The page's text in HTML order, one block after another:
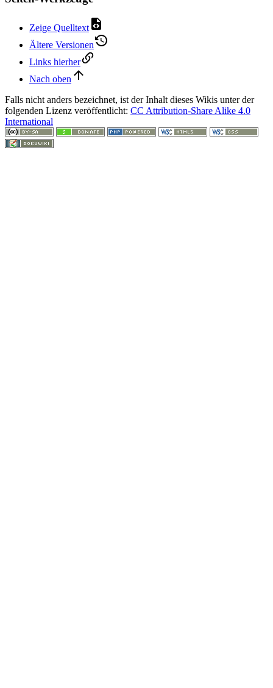
Zeige Quelltext
Ältere Versionen
Links hierher
Nach oben
Falls nicht anders bezeichnet, ist der Inhalt dieses Wikis unter der
folgenden Lizenz veröffentlicht: CC Attribution-Share Alike 4.0
International